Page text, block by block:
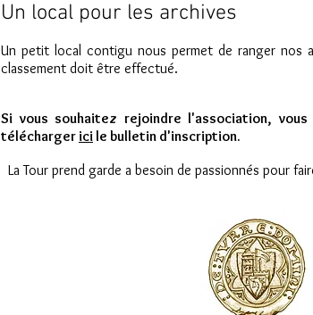
Un local pour les archives
Un petit local contigu nous permet de ranger nos
classement doit être effectué.
Si vous souhaitez rejoindre l'association,
télécharger ici le bulletin d'inscription.
La Tour prend garde a besoin de passionnés pour